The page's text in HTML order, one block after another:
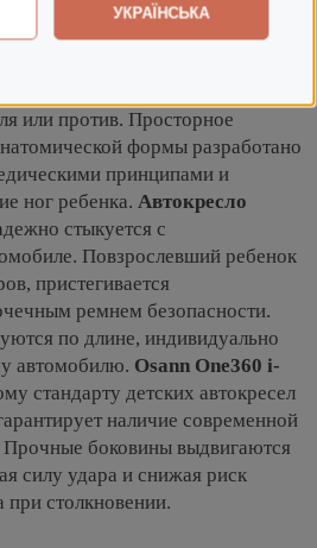
Osann One360 i-Sizeимеет
или против. Просторное
формы разработано
принципами и
ног ребенка. Автокресло
стыкуется с
Повзрослевший ребенок
пристегивается
ремнем безопасности.
по длине, индивидуально
автомобилю. Osann One360 i-
стандарту детских автокресел
наличие современной
Прочные боковины выдвигаются
силу удара и снижая риск
при столкновении.
УКРАЇНСЬКА